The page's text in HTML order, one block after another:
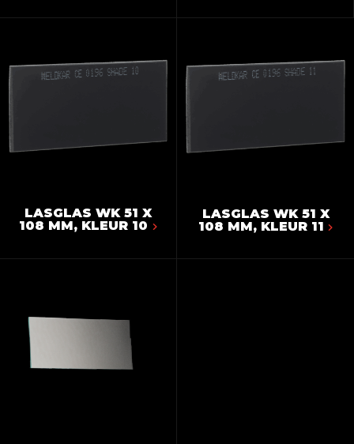
LASGLAS WK 51 X
108 MM, KLEUR 10
LASGLAS WK 51 X
108 MM, KLEUR 11